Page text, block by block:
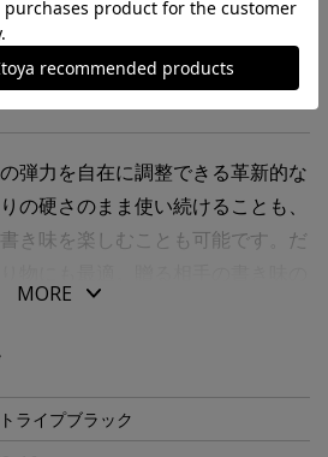
弾力を自在に調整できる革新的な
の硬さのまま使い続けることも、
き味を楽しむことも可能です。だ
りません。ジャスタスで、驚きの
を技術進化させて新たに発売した
クリル樹脂
MORE
ライプブラック